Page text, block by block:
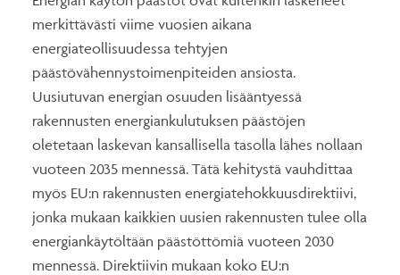
merkittävästi viime vuosien aikana
energiateollisuudessa tehtyjen
päästövähennystoimenpiteiden ansiosta.
Uusiutuvan energian osuuden lisääntyessä
rakennusten energiankulutuksen päästöjen
oletetaan laskevan kansallisella tasolla lähes nollaan
vuoteen 2035 mennessä. Tätä kehitystä vauhdittaa
myös EU:n rakennusten energiatehokkuusdirektiivi,
jonka mukaan kaikkien uusien rakennusten tulee olla
energiankäytöltään päästöttömiä vuoteen 2030
mennessä. Direktiivin mukaan koko EU:n